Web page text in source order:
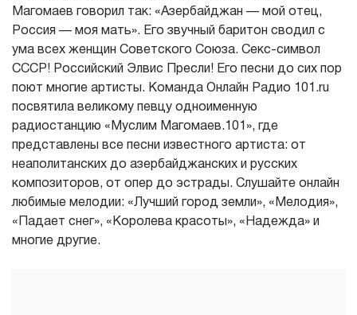
Магомаев говорил так: «Азербайджан — мой отец,
Россия — моя мать». Его звучный баритон сводил с
ума всех женщин Советского Союза. Секс-символ
СССР! Российский Элвис Пресли! Его песни до сих пор
поют многие артисты. Команда Онлайн Радио 101.ru
посвятила великому певцу одноименную
радиостанцию «Муслим Магомаев.101», где
представлены все песни известного артиста: от
неаполитанских до азербайджанских и русских
композиторов, от опер до эстрады. Слушайте онлайн
любимые мелодии: «Лучший город земли», «Мелодия»,
«Падает снег», «Королева красоты», «Надежда» и
многие другие.